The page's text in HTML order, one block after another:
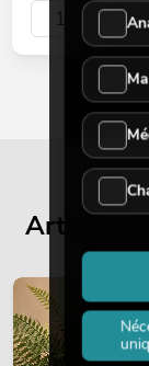
Articles